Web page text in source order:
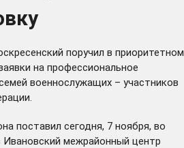
поручил в приоритетном
на профессиональное
военнослужащих – участников
поставил сегодня, 7 ноября, во
Ивановский межрайонный центр